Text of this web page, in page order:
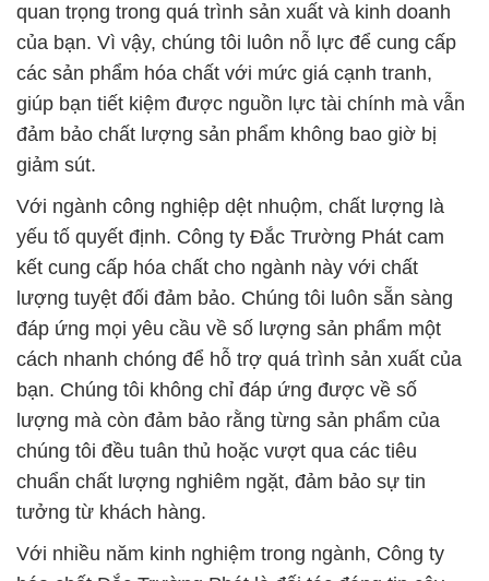
quan trọng trong quá trình sản xuất và kinh doanh
của bạn. Vì vậy, chúng tôi luôn nỗ lực để cung cấp
các sản phẩm hóa chất với mức giá cạnh tranh,
giúp bạn tiết kiệm được nguồn lực tài chính mà vẫn
đảm bảo chất lượng sản phẩm không bao giờ bị
giảm sút.
Với ngành công nghiệp dệt nhuộm, chất lượng là
yếu tố quyết định. Công ty Đắc Trường Phát cam
kết cung cấp hóa chất cho ngành này với chất
lượng tuyệt đối đảm bảo. Chúng tôi luôn sẵn sàng
đáp ứng mọi yêu cầu về số lượng sản phẩm một
cách nhanh chóng để hỗ trợ quá trình sản xuất của
bạn. Chúng tôi không chỉ đáp ứng được về số
lượng mà còn đảm bảo rằng từng sản phẩm của
chúng tôi đều tuân thủ hoặc vượt qua các tiêu
chuẩn chất lượng nghiêm ngặt, đảm bảo sự tin
tưởng từ khách hàng.
Với nhiều năm kinh nghiệm trong ngành, Công ty